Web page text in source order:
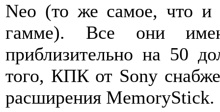
Neo (то же самое, что и
гамме). Все они
приблизительно на 50
того, КПК от Sony
расширения MemoryStick.